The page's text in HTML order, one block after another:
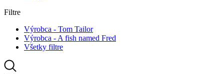
Filtre
Výrobca - Tom Tailor
Výrobca - A fish named Fred
Všetky filtre